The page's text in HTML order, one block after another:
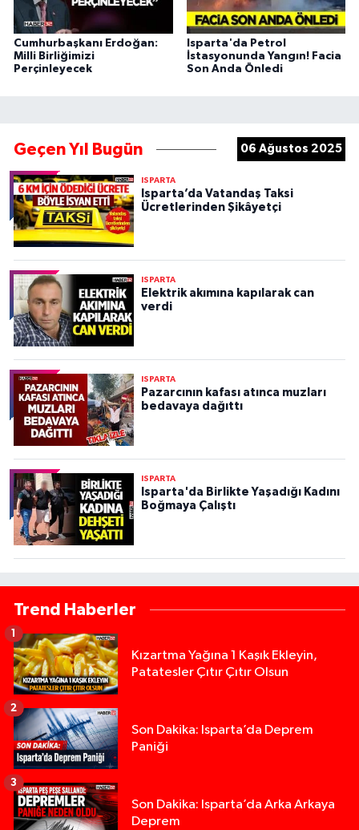
Cumhurbaşkanı Erdoğan:
Milli Birliğimizi
Perçinleyecek
Isparta'da Petrol
İstasyonunda Yangın! Facia
Son Anda Önledi
Geçen Yıl Bugün 06 Ağustos 2025
ISPARTA
Isparta’da Vatandaş Taksi
Ücretlerinden Şikâyetçi
ISPARTA
Elektrik akımına kapılarak can
verdi
ISPARTA
Pazarcının kafası atınca muzları
bedavaya dağıttı
ISPARTA
Isparta'da Birlikte Yaşadığı Kadını
Boğmaya Çalıştı
Trend Haberler
Kızartma Yağına 1 Kaşık Ekleyin,
Patatesler Çıtır Çıtır Olsun
1
Son Dakika: Isparta’da Deprem
Paniği
2
Son Dakika: Isparta’da Arka Arkaya
Deprem
3